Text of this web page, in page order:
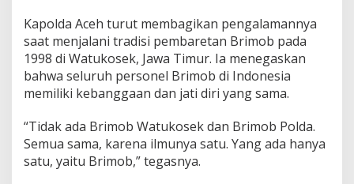
Kapolda Aceh turut membagikan pengalamannya
saat menjalani tradisi pembaretan Brimob pada
1998 di Watukosek, Jawa Timur. Ia menegaskan
bahwa seluruh personel Brimob di Indonesia
memiliki kebanggaan dan jati diri yang sama.
“Tidak ada Brimob Watukosek dan Brimob Polda.
Semua sama, karena ilmunya satu. Yang ada hanya
satu, yaitu Brimob,” tegasnya.